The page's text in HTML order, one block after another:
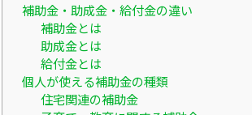
補助金・助成金・給付金の違い
補助金とは
助成金とは
給付金とは
個人が使える補助金の種類
住宅関連の補助金